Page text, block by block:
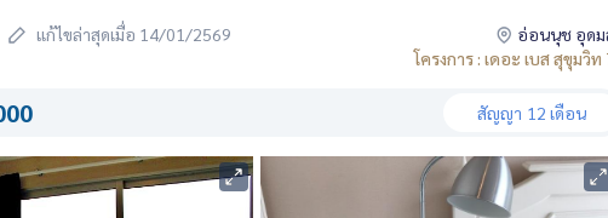
แก้ไขล่าสุดเมื่อ 14/01/2569
อ่อนนุช อุดม
โครงการ : เดอะ เบส สุขุมวิท
สัญญา 12 เดือน